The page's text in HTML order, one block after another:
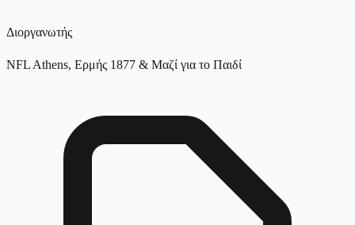
Διοργανωτής
NFL Athens, Ερμής 1877 & Μαζί για το Παιδί